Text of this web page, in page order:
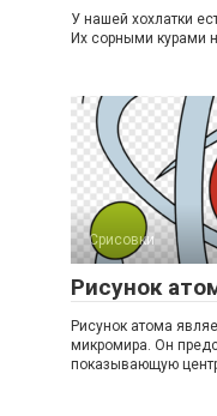
У нашей хохлатки
Их сорными курами
Срисовки
Рисунок
Рисунок атома
микромира. Он
показывающую